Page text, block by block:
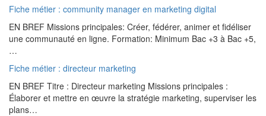
Fiche métier : community manager en marketing digital
EN BREF Missions principales: Créer, fédérer, animer et fidéliser
une communauté en ligne. Formation: Minimum Bac +3 à Bac +5,
…
Fiche métier : directeur marketing
EN BREF Titre : Directeur marketing Missions principales :
Élaborer et mettre en œuvre la stratégie marketing, superviser les
plans…